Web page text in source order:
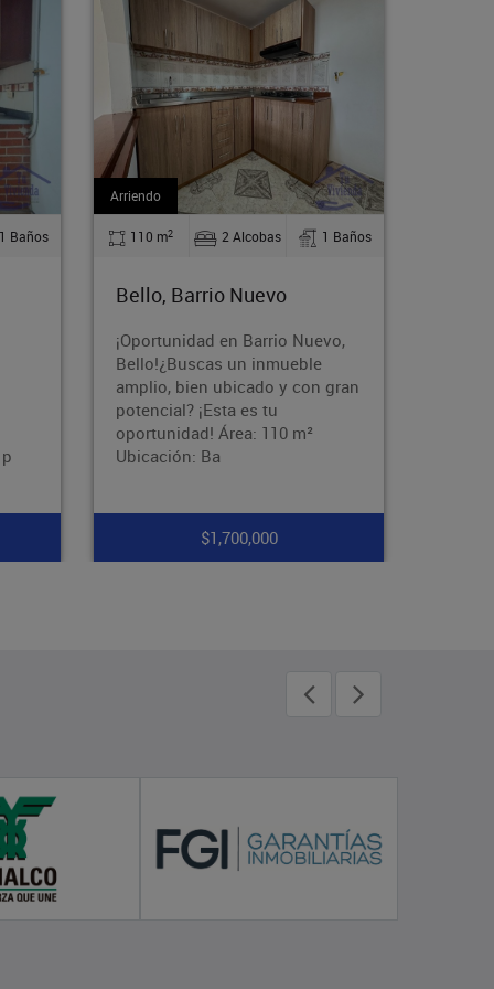
1 Baños
Arriendo
54 m2 2 Alcobas 1 Baños
Medellín, Florencia
Ubicado en una zona
residencial de fácil acceso,
cerca de vías principales,
transporte público,
supermercados, colegios y
comercio. Un espacio ideal p
$1,400,000